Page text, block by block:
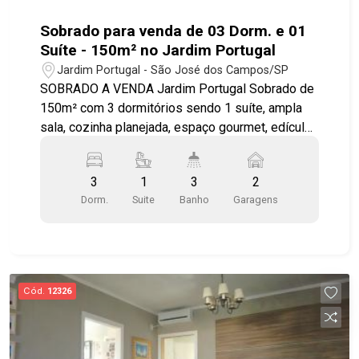
Sobrado para venda de 03 Dorm. e 01
Suíte - 150m² no Jardim Portugal
Jardim Portugal - São José dos Campos/SP
SOBRADO A VENDA Jardim Portugal Sobrado de
150m² com 3 dormitórios sendo 1 suíte, ampla
sala, cozinha planejada, espaço gourmet, edícula,
Diferenciais: - Todos os ambientes com móveis
planejados - Dormitório superior com varanda -
Cozinha planejada e equipada com Cooktop e
Espaço gourmet com churrasqueira, forno e
fogão a lenha - Sótão espaçoso com manta
térmica e forro de madeira - Edícula com 1
dormitório e 1 banheiro - Sistema de segurança
3
Dorm.
1
Suite
3
Banho
2
Garagens
Cód. 12326